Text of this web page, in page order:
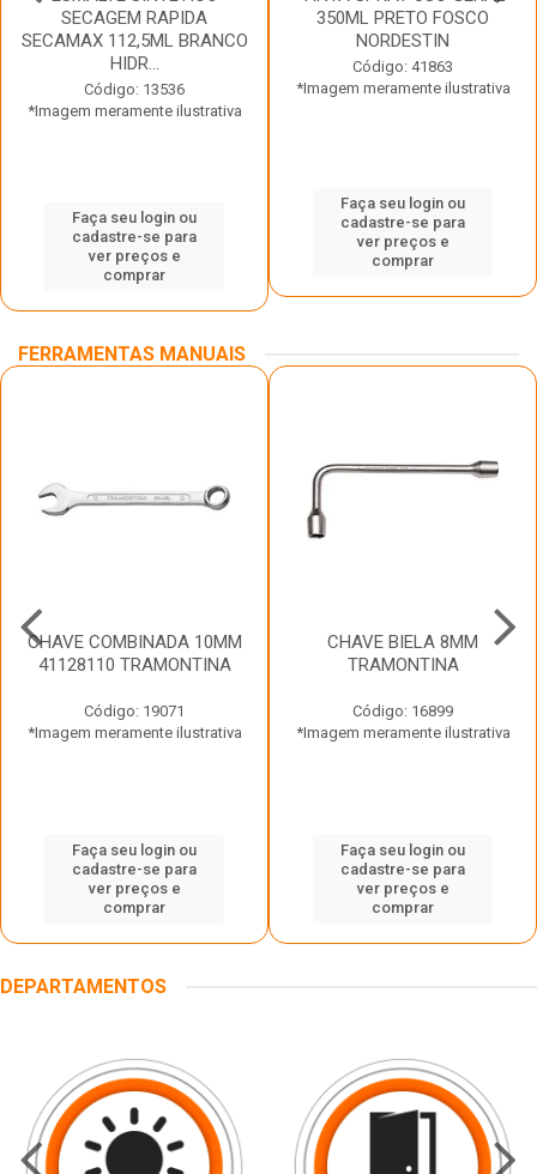
SECAGEM RAPIDA
SECAMAX 112,5ML BRANCO
HIDR...
Código: 13536
*Imagem meramente ilustrativa
Faça seu login ou
cadastre-se para
ver preços e
comprar
350ML PRETO FOSCO
NORDESTIN
Código: 41863
*Imagem meramente ilustrativa
Faça seu login ou
cadastre-se para
ver preços e
comprar
FERRAMENTAS MANUAIS
CHAVE COMBINADA 10MM
41128110 TRAMONTINA
Código: 19071
*Imagem meramente ilustrativa
Faça seu login ou
cadastre-se para
ver preços e
comprar
CHAVE BIELA 8MM
TRAMONTINA
Código: 16899
*Imagem meramente ilustrativa
Faça seu login ou
cadastre-se para
ver preços e
comprar
DEPARTAMENTOS